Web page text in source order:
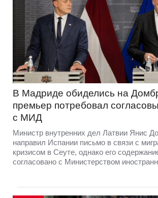
В Мадриде обиделись на
премьер потребовал
с МИД
Министр внутренних дел Латвии Янис
направил Испании письмо в связи с
кризисом в Сеуте, однако его
согласовано с Министерством